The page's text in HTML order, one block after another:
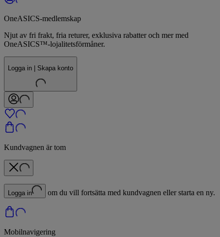
OneASICS-medlemskap
Njut av fri frakt, fria returer, exklusiva rabatter och mer med
OneASICS™-lojalitetsförmåner.
Logga in | Skapa konto
Kundvagnen är tom
Logga in om du vill fortsätta med kundvagnen eller starta en ny.
Mobilnavigering